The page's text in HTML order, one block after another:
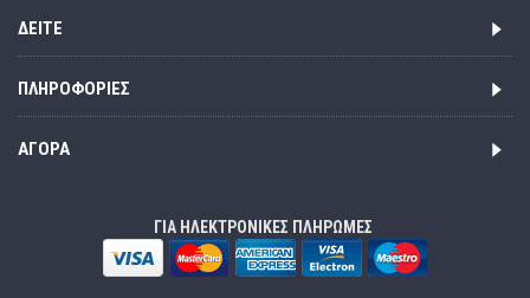
ΔΕΊΤΕ
ΠΛΗΡΟΦΟΡΊΕΣ
ΑΓΟΡΆ
ΓΙΑ ΗΛΕΚΤΡΟΝΙΚΕΣ ΠΛΗΡΩΜΕΣ